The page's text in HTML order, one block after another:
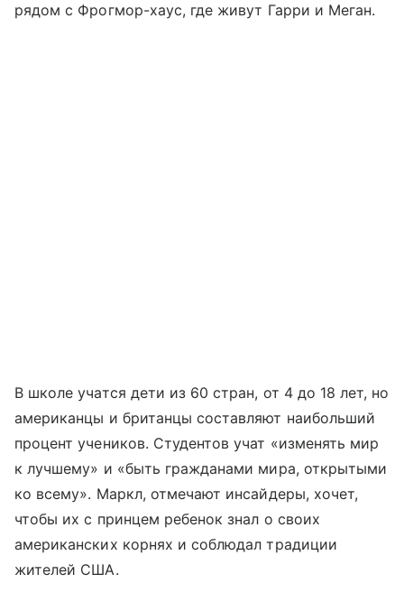
рядом с Фрогмор-хаус, где живут Гарри и Меган.
В школе учатся дети из 60 стран, от 4 до 18 лет, но
американцы и британцы составляют наибольший
процент учеников. Студентов учат «изменять мир
к лучшему» и «быть гражданами мира, открытыми
ко всему». Маркл, отмечают инсайдеры, хочет,
чтобы их с принцем ребенок знал о своих
американских корнях и соблюдал традиции
жителей США.